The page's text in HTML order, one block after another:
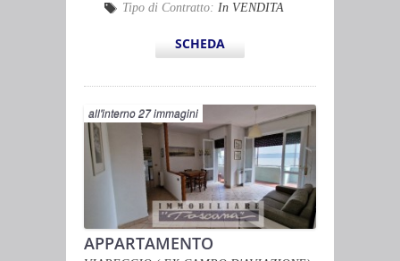
Tipo di Contratto: In VENDITA
SCHEDA
all'interno 27 immagini
APPARTAMENTO